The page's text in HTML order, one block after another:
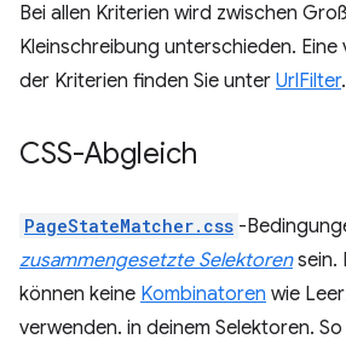
Bei allen Kriterien wird zwischen
Kleinschreibung unterschieden.
der Kriterien finden Sie unter UrlFilter.
CSS-Abgleich
PageStateMatcher.css -
zusammengesetzte Selektorensein.
können keine Kombinatoren wie
verwenden. in deinem Selektoren.